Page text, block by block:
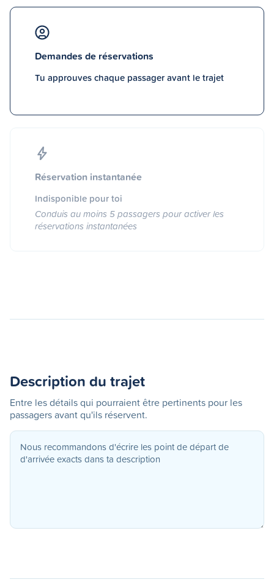
Demandes de réservations
Tu approuves chaque passager avant le trajet
Réservation instantanée
Indisponible pour toi
Conduis au moins 5 passagers pour activer les
réservations instantanées
Description du trajet
Entre les détails qui pourraient être pertinents pour les
passagers avant qu'ils réservent.